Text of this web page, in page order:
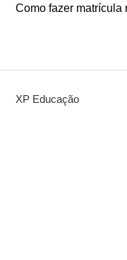
Como fazer matrícula
XP Educação